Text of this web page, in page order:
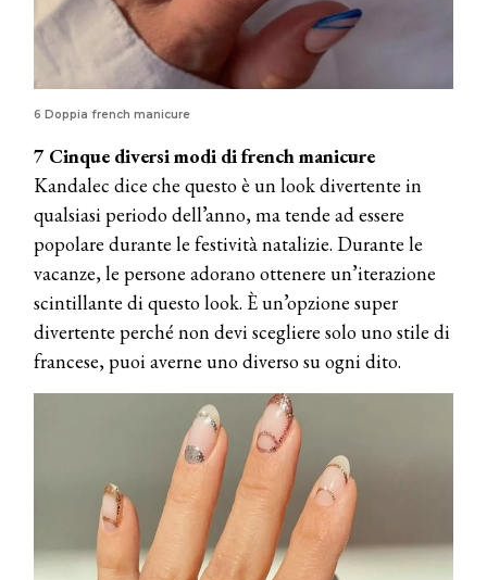
6 Doppia french manicure
7 Cinque diversi modi di french manicure
Kandalec dice che questo è un look divertente in
qualsiasi periodo dell’anno, ma tende ad essere
popolare durante le festività natalizie. Durante le
vacanze, le persone adorano ottenere un’iterazione
scintillante di questo look. È un’opzione super
divertente perché non devi scegliere solo uno stile di
francese, puoi averne uno diverso su ogni dito.